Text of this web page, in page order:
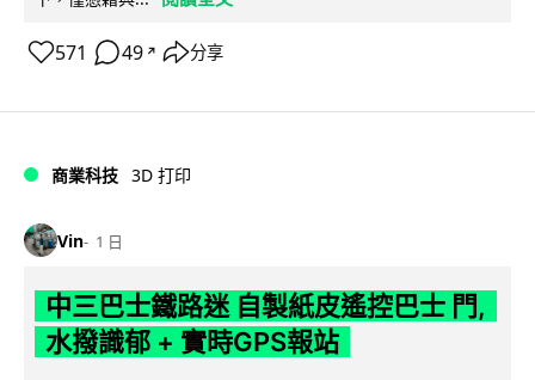
571 49 ↗ 分享
商業科技 3D 打印
Vin 1 日
中三巴士鐵路迷 自製紙皮遙控巴士 門,
水撥識郁 + 實時GPS報站